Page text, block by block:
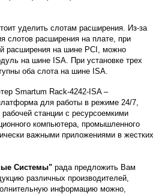
уделить слотам расширения. Из-за
слотов расширения на плате, при
расширения на шине PCI, можно
на шине ISA. При установке трех
оба слота на шине ISA.
Smartum Rack-4242-ISA –
для работы в режиме 24/7,
станции с ресурсоемкими
компьютера, промышленного
важными приложениями в жестких
Системы" рада предложить Вам
различных производителей,
информацию можно,